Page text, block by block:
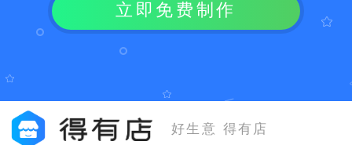
立即免费制作
好生意 得有店